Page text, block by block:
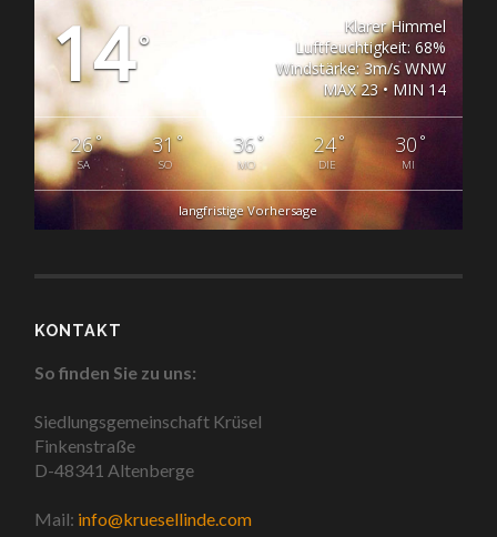
14°
Klarer Himmel
Luftfeuchtigkeit: 68%
Windstärke: 3m/s WNW
MAX 23 • MIN 14
26°
SA
31°
SO
36°
MO
24°
DIE
30 °
MI
langfristige Vorhersage
KONTAKT
So finden Sie zu uns:
Siedlungsgemeinschaft Krüsel
Finkenstraße
D-48341 Altenberge
Mail: info@kruesellinde.com